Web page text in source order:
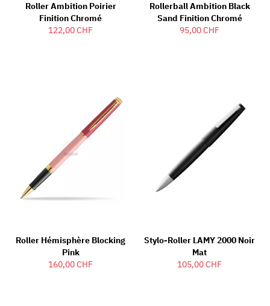
Roller Ambition Poirier
Finition Chromé
122,00 CHF
Rollerball Ambition Black
Sand Finition Chromé
95,00 CHF
Roller Hémisphère Blocking
Pink
160,00 CHF
Stylo-Roller LAMY 2000 Noir
Mat
105,00 CHF